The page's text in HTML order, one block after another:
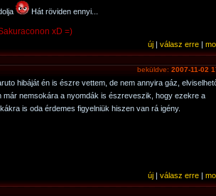
Hát röviden ennyi...
xD =)
új | válasz erre |
beküldve: 2007-11-02
hibáját én is észre vettem, de nem annyira gáz,
már nemsokára a nyomdák is észreveszik, hogy ezekre a
is oda érdemes figyelniük hiszen van rá igény.
új | válasz erre |